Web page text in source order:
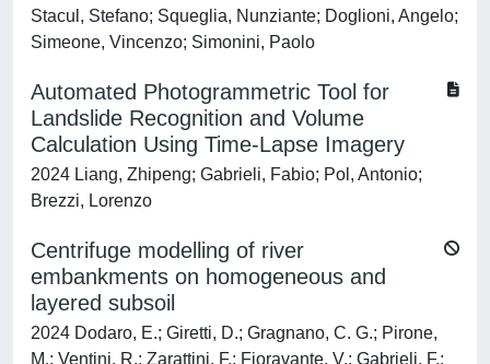
Stacul, Stefano; Squeglia, Nunziante; Doglioni, Angelo;
Simeone, Vincenzo; Simonini, Paolo
Automated Photogrammetric Tool for
Landslide Recognition and Volume
Calculation Using Time-Lapse Imagery
2024 Liang, Zhipeng; Gabrieli, Fabio; Pol, Antonio;
Brezzi, Lorenzo
Centrifuge modelling of river
embankments on homogeneous and
layered subsoil
2024 Dodaro, E.; Giretti, D.; Gragnano, C. G.; Pirone,
M.; Ventini, R.; Zarattini, F.; Fioravante, V.; Gabrieli, F.;